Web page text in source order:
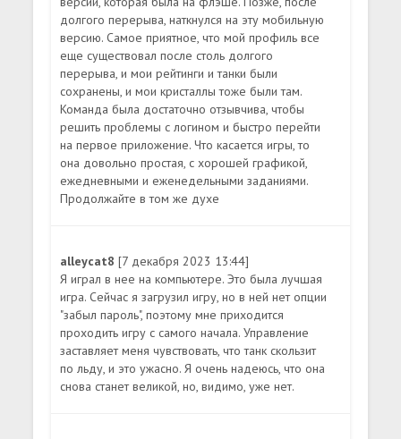
долгого перерыва, наткнулся на эту мобильную
версию. Самое приятное, что мой профиль все
еще существовал после столь долгого
перерыва, и мои рейтинги и танки были
сохранены, и мои кристаллы тоже были там.
Команда была достаточно отзывчива, чтобы
решить проблемы с логином и быстро перейти
на первое приложение. Что касается игры, то
она довольно простая, с хорошей графикой,
ежедневными и еженедельными заданиями.
Продолжайте в том же духе
alleycat8[7 декабря 2023 13:44]
Я играл в нее на компьютере. Это была лучшая
игра. Сейчас я загрузил игру, но в ней нет опции
"забыл пароль", поэтому мне приходится
проходить игру с самого начала. Управление
заставляет меня чувствовать, что танк скользит
по льду, и это ужасно. Я очень надеюсь, что она
снова станет великой, но, видимо, уже нет.